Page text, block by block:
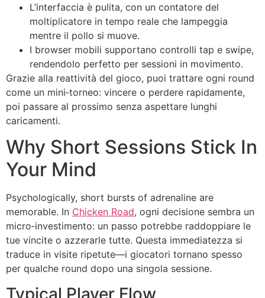
L’interfaccia è pulita, con un contatore del
moltiplicatore in tempo reale che lampeggia
mentre il pollo si muove.
I browser mobili supportano controlli tap e swipe,
rendendolo perfetto per sessioni in movimento.
Grazie alla reattività del gioco, puoi trattare ogni round
come un mini‑torneo: vincere o perdere rapidamente,
poi passare al prossimo senza aspettare lunghi
caricamenti.
Why Short Sessions Stick In
Your Mind
Psychologically, short bursts of adrenaline are
memorable. In Chicken Road, ogni decisione sembra un
micro‑investimento: un passo potrebbe raddoppiare le
tue vincite o azzerarle tutte. Questa immediatezza si
traduce in visite ripetute—i giocatori tornano spesso
per qualche round dopo una singola sessione.
Typical Player Flow